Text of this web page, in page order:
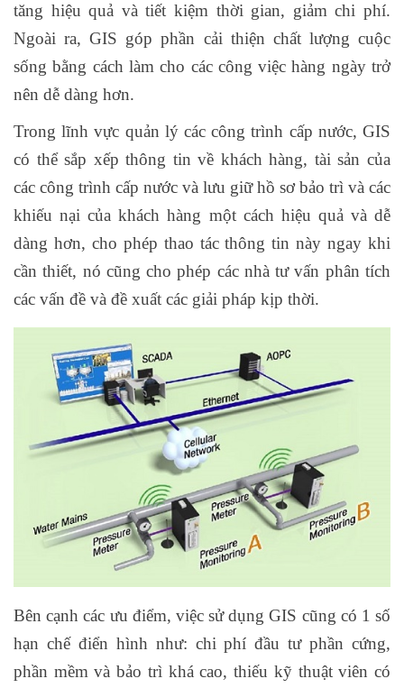
tăng hiệu quả và tiết kiệm thời gian, giảm chi phí.
Ngoài ra, GIS góp phần cải thiện chất lượng cuộc
sống bằng cách làm cho các công việc hàng ngày trở
nên dễ dàng hơn.
Trong lĩnh vực quản lý các công trình cấp nước, GIS
có thể sắp xếp thông tin về khách hàng, tài sản của
các công trình cấp nước và lưu giữ hồ sơ bảo trì và các
khiếu nại của khách hàng một cách hiệu quả và dễ
dàng hơn, cho phép thao tác thông tin này ngay khi
cần thiết, nó cũng cho phép các nhà tư vấn phân tích
các vấn đề và đề xuất các giải pháp kịp thời.
Bên cạnh các ưu điểm, việc sử dụng GIS cũng có 1 số
hạn chế điển hình như: chi phí đầu tư phần cứng,
phần mềm và bảo trì khá cao, thiếu kỹ thuật viên có